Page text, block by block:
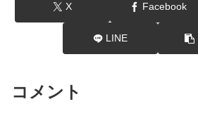
X Facebook
LINE
コメント